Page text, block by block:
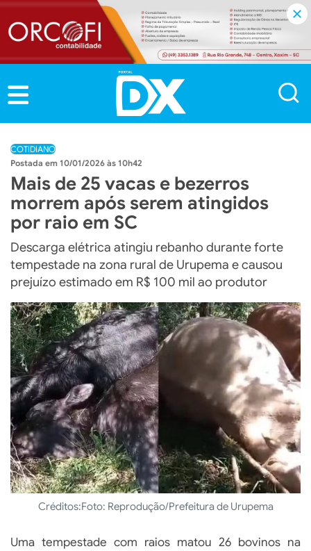
COTIDIANO
10/01/2026 às 10h42
Mais de 25 vacas e bezerros
morrem após serem atingidos
por raio em SC
Descarga elétrica atingiu rebanho durante forte
tempestade na zona rural de Urupema e causou
prejuízo estimado em R$ 100 mil ao produtor
Créditos:Foto: Reprodução/Prefeitura de Urupema
Uma tempestade com raios matou 26 bovinos na